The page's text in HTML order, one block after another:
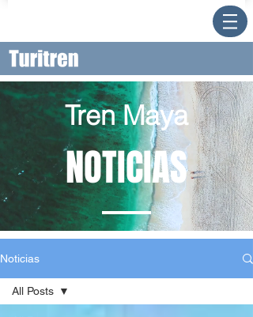
Tren Maya
NOTICIAS
Noticias
All Posts